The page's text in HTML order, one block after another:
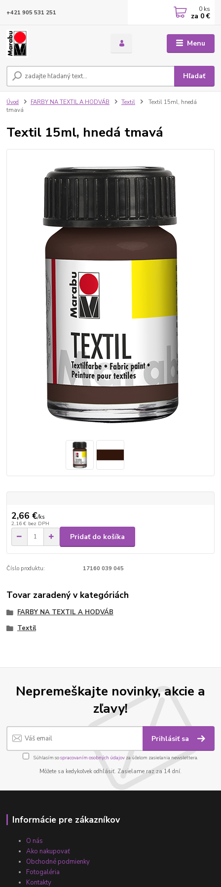
Menu
Hľadať
+421 905 531 251 0 ks
za 0 €
Úvod FARBY NA TEXTIL A HODVÁB Textil
Textil 15ml, hnedá
tmavá
Textil 15ml, hnedá tmavá
2,66 €/ks
2,16 € bez DPH
Pridať do košíka
Číslo produktu: 17160 039 045
Tovar zaradený v kategóriách
FARBY NA TEXTIL A HODVÁB
Textil
Nepremeškajte novinky, akcie a
zľavy!
Prihlásiť sa
Súhlasím sospracovaním osobných údajov za účelom zasielania newslettera.
Môžete sa kedykoľvek odhlásiť. Zasielame raz za 14 dní.
Informácie pre zákazníkov
O nás
Ako nakupovať
Obchodné podmienky
Fotogaléria
Kontakty